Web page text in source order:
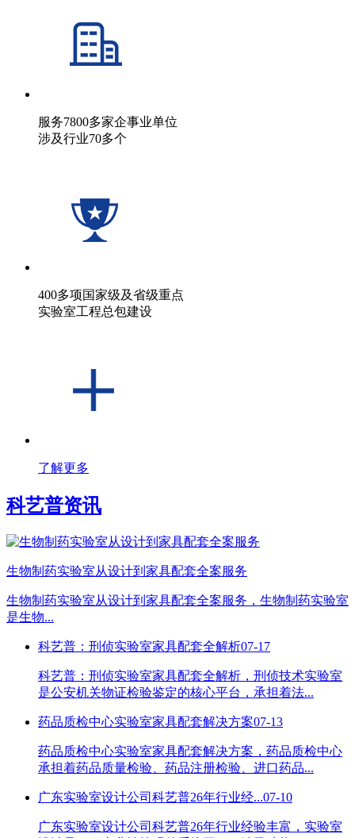
服务7800多家企事业单位
涉及行业70多个
400多项国家级及省级重点
实验室工程总包建设
了解更多
科艺普资讯
生物制药实验室从设计到家具配套全案服务
生物制药实验室从设计到家具配套全案服务，生物制药实验室
是生物...
科艺普：刑侦实验室家具配套全解析07-17
科艺普：刑侦实验室家具配套全解析，刑侦技术实验室
是公安机关物证检验鉴定的核心平台，承担着法...
药品质检中心实验室家具配套解决方案07-13
药品质检中心实验室家具配套解决方案，药品质检中心
承担着药品质量检验、药品注册检验、进口药品...
广东实验室设计公司科艺普26年行业经...07-10
广东实验室设计公司科艺普26年行业经验丰富，实验室